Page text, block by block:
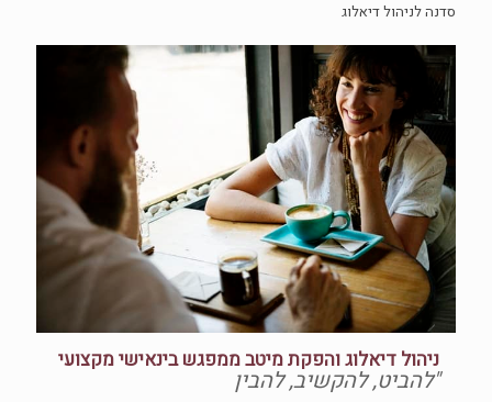
סדנה לניהול דיאלוג
ניהול דיאלוג והפקת מיטב ממפגש בינאישי מקצועי
"להביט, להקשיב, להבין